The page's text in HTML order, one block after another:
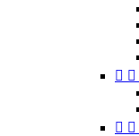
 
 